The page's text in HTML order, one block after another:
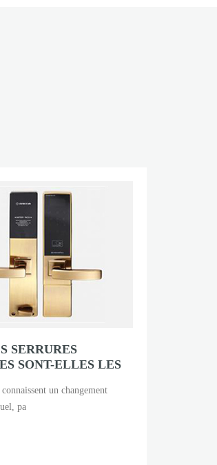
SERRURES
SONT-ELLES LES
?un changement
pa